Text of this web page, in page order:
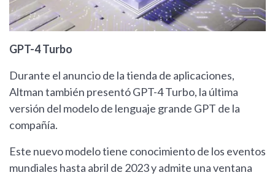
GPT-4 Turbo
Durante el anuncio de la tienda de aplicaciones,
Altman también presentó GPT-4 Turbo, la última
versión del modelo de lenguaje grande GPT de la
compañía.
Este nuevo modelo tiene conocimiento de los eventos
mundiales hasta abril de 2023 y admite una ventana